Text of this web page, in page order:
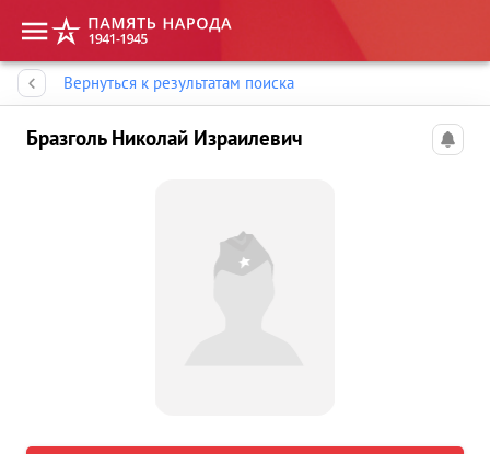
Вернуться к результатам поиска
Бразголь Николай Израилевич
Память народа